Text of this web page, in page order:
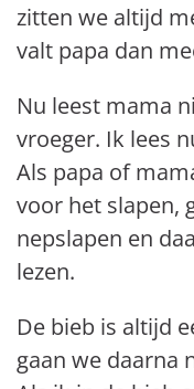
zitten we altijd
valt papa dan
Nu leest mama
vroeger. Ik lees
Als papa of
voor het slapen,
nepslapen en
lezen.
De bieb is altijd
gaan we daarna